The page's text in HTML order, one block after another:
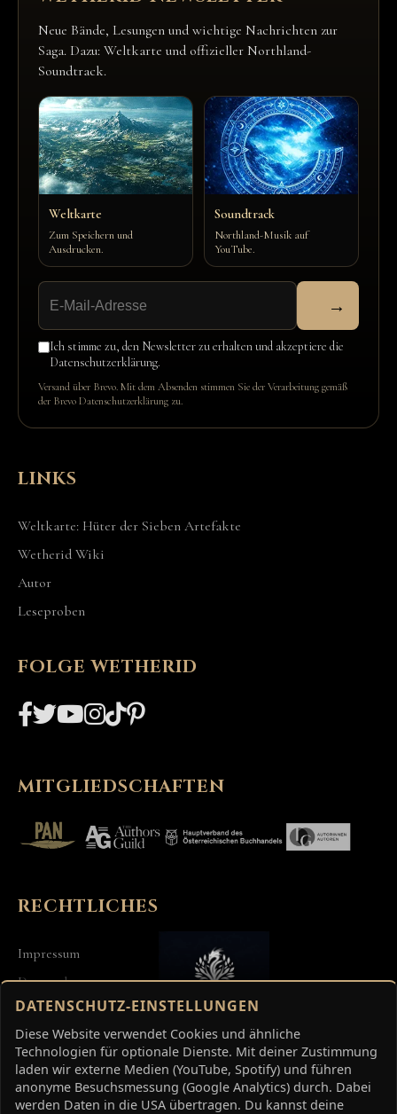
Neue Bände, Lesungen und wichtige Nachrichten zur
Saga. Dazu: Weltkarte und offizieller Northland-
Soundtrack.
Weltkarte
Zum Speichern und
Ausdrucken.
Soundtrack
Northland-Musik auf
YouTube.
→
Ich stimme zu, den Newsletter zu erhalten und akzeptiere die
Datenschutzerklärung.
Versand über Brevo. Mit dem Absenden stimmen Sie der Verarbeitung gemäß
der Brevo Datenschutzerklärung zu.
LINKS
Weltkarte: Hüter der Sieben Artefakte
Wetherid Wiki
Autor
Leseproben
FOLGE WETHERID
MITGLIEDSCHAFTEN
RECHTLICHES
Impressum
Datenschutz
AGB
DeutschEnglish Français Español
DATENSCHUTZ-EINSTELLUNGEN
Diese Website verwendet Cookies und ähnliche
Technologien für optionale Dienste. Mit deiner Zustimmung
laden wir externe Medien (YouTube, Spotify) und führen
anonyme Besuchsmessung (Google Analytics) durch. Dabei
werden Daten in die USA übertragen. Du kannst deine